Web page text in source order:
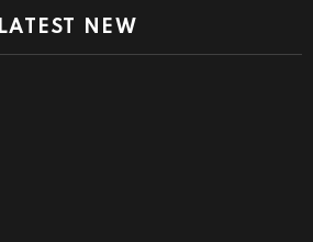
LATEST NEW